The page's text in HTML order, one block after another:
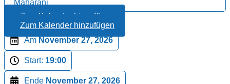
Maharani
Zum Kalender hinzufügen
Zum Kalender hinzufügen
Am November 27, 2026
Start: 19:00
Ende November 27, 2026